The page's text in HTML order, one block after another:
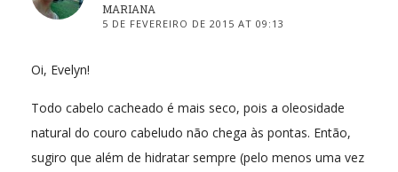
MARIANA
5 DE FEVEREIRO DE 2015 AT 09:13
Oi, Evelyn!
Todo cabelo cacheado é mais seco, pois a oleosidade
natural do couro cabeludo não chega às pontas. Então,
sugiro que além de hidratar sempre (pelo menos uma vez